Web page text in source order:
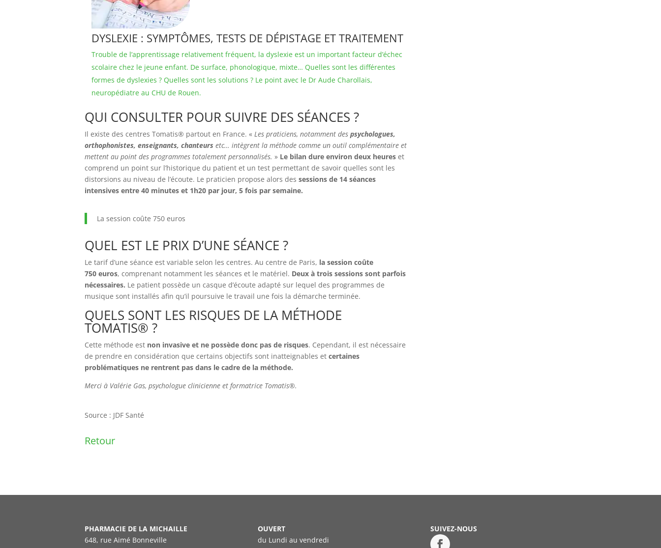
DYSLEXIE : SYMPTÔMES, TESTS DE DÉPISTAGE ET TRAITEMENT
Trouble de l’apprentissage relativement fréquent, la dyslexie est un important facteur d’échec
scolaire chez le jeune enfant. De surface, phonologique, mixte… Quelles sont les différentes
formes de dyslexies ? Quelles sont les solutions ? Le point avec le Dr Aude Charollais,
neuropédiatre au CHU de Rouen.
QUI CONSULTER POUR SUIVRE DES SÉANCES ?
Il existe des centres Tomatis® partout en France. « Les praticiens, notamment des psychologues,
orthophonistes, enseignants, chanteurs etc… intègrent la méthode comme un outil complémentaire et
mettent au point des programmes totalement personnalisés. » Le bilan dure environ deux heures et
comprend un point sur l’historique du patient et un test permettant de savoir quelles sont les
distorsions au niveau de l’écoute. Le praticien propose alors des sessions de 14 séances
intensives entre 40 minutes et 1h20 par jour, 5 fois par semaine.
La session coûte 750 euros
QUEL EST LE PRIX D’UNE SÉANCE ?
Le tarif d’une séance est variable selon les centres. Au centre de Paris, la session coûte
750 euros, comprenant notamment les séances et le matériel. Deux à trois sessions sont parfois
nécessaires. Le patient possède un casque d’écoute adapté sur lequel des programmes de
musique sont installés afin qu’il poursuive le travail une fois la démarche terminée.
QUELS SONT LES RISQUES DE LA MÉTHODE
TOMATIS® ?
Cette méthode est non invasive et ne possède donc pas de risques. Cependant, il est nécessaire
de prendre en considération que certains objectifs sont inatteignables et certaines
problématiques ne rentrent pas dans le cadre de la méthode.
Merci à Valérie Gas, psychologue clinicienne et formatrice Tomatis®.
Source : JDF Santé
Retour
PHARMACIE DE LA MICHAILLE
648, rue Aimé Bonneville
OUVERT
du Lundi au vendredi
SUIVEZ-NOUS